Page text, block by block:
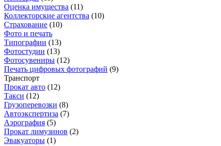
Оценка имущества (11)
Коллекторские агентства (10)
Страхование (10)
Фото и печать
Типографии (13)
Фотостудии (13)
Фотосувениры (12)
Печать цифровых фотографий (9)
Транспорт
Прокат авто (12)
Такси (12)
Грузоперевозки (8)
Автоэкспертиза (7)
Аэрография (5)
Прокат лимузинов (2)
Эвакуаторы (1)